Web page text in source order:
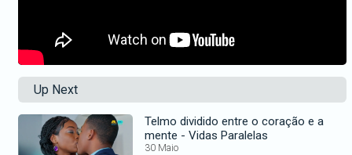
Up Next
Telmo dividido entre o coração e a
mente - Vidas Paralelas
30 Maio